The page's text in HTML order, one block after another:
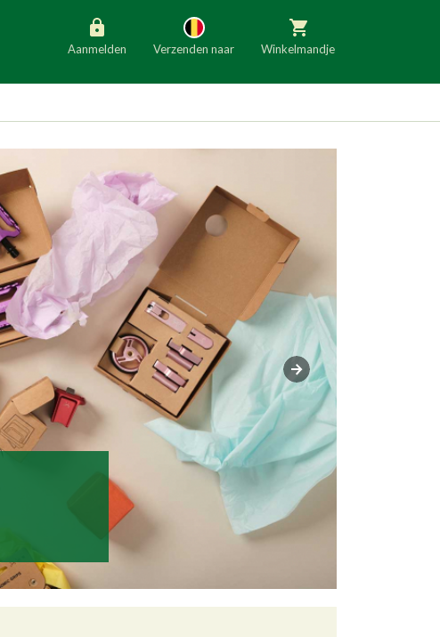
Aanmelden Verzenden naar
Duitsland Luxemburg
Frankrijk
Slovenië Italië
Denemarken
Bulgarije Ierland
Winkelmandje
Volgende